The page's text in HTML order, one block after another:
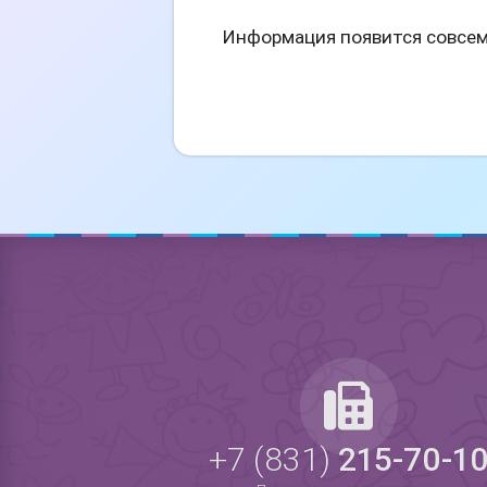
Информация появится
+7 (831) 215-70-10